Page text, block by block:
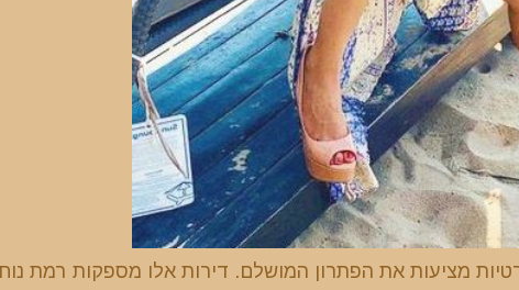
מציעות את הפתרון המושלם. דירות אלו מספקות רמת